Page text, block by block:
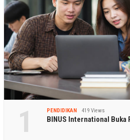
1 PENDIDIKAN 419 Views
BINUS International